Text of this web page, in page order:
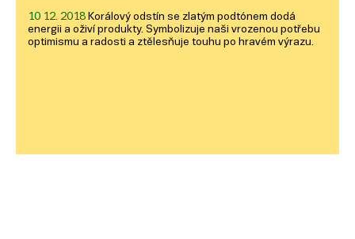
10 12. 2018 Korálový odstín se zlatým podtónem dodá
energii a oživí produkty. Symbolizuje naši vrozenou potřebu
optimismu a radosti a ztělesňuje touhu po hravém výrazu.